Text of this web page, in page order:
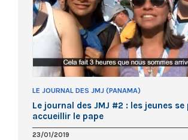
LE JOURNAL DES JMJ (PANAMA)
Le journal des JMJ #2 : les jeunes
accueillir le pape
23/01/2019